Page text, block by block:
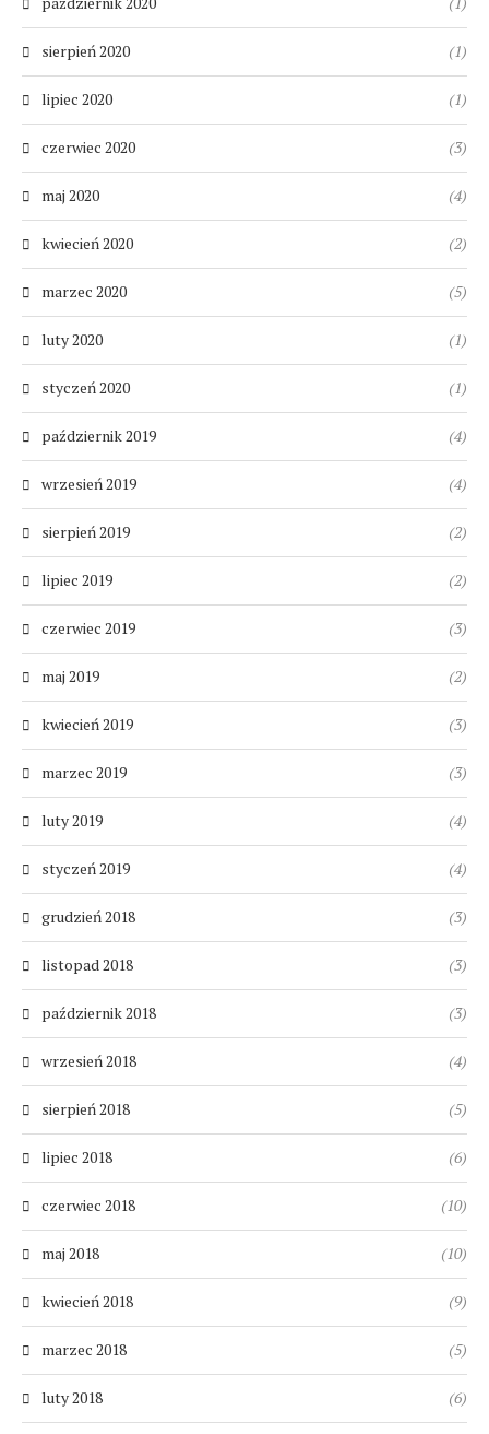
sierpień 2020 (1)
lipiec 2020 (1)
czerwiec 2020 (3)
maj 2020 (4)
kwiecień 2020 (2)
marzec 2020 (5)
luty 2020 (1)
styczeń 2020 (1)
październik 2019 (4)
wrzesień 2019 (4)
sierpień 2019 (2)
lipiec 2019 (2)
czerwiec 2019 (3)
maj 2019 (2)
kwiecień 2019 (3)
marzec 2019 (3)
luty 2019 (4)
styczeń 2019 (4)
grudzień 2018 (3)
listopad 2018 (3)
październik 2018 (3)
wrzesień 2018 (4)
sierpień 2018 (5)
lipiec 2018 (6)
czerwiec 2018 (10)
maj 2018 (10)
kwiecień 2018 (9)
marzec 2018 (5)
luty 2018 (6)